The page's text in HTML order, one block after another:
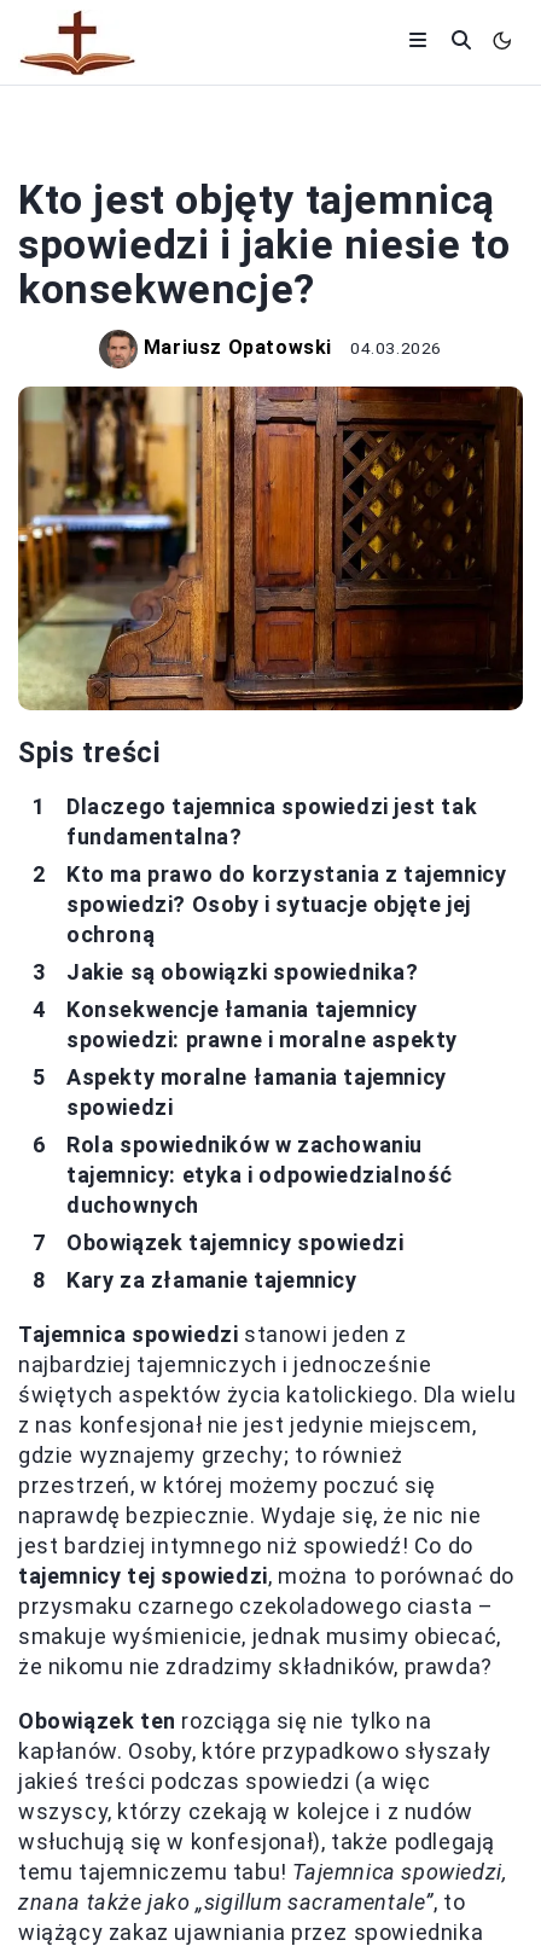
Kto jest objęty tajemnicą
spowiedzi i jakie niesie to
konsekwencje?
Mariusz Opatowski 04.03.2026
Spis treści
Dlaczego tajemnica spowiedzi jest tak
fundamentalna?
Kto ma prawo do korzystania z tajemnicy
spowiedzi? Osoby i sytuacje objęte jej
ochroną
Jakie są obowiązki spowiednika?
Konsekwencje łamania tajemnicy
spowiedzi: prawne i moralne aspekty
Aspekty moralne łamania tajemnicy
spowiedzi
Rola spowiedników w zachowaniu
tajemnicy: etyka i odpowiedzialność
duchownych
Obowiązek tajemnicy spowiedzi
Kary za złamanie tajemnicy
Tajemnica spowiedzi stanowi jeden z
najbardziej tajemniczych i jednocześnie
świętych aspektów życia katolickiego. Dla wielu
z nas konfesjonał nie jest jedynie miejscem,
gdzie wyznajemy grzechy; to również
przestrzeń, w której możemy poczuć się
naprawdę bezpiecznie. Wydaje się, że nic nie
jest bardziej intymnego niż spowiedź! Co do
tajemnicy tej spowiedzi, można to porównać do
przysmaku czarnego czekoladowego ciasta –
smakuje wyśmienicie, jednak musimy obiecać,
że nikomu nie zdradzimy składników, prawda?
Obowiązek ten rozciąga się nie tylko na
kapłanów. Osoby, które przypadkowo słyszały
jakieś treści podczas spowiedzi (a więc
wszyscy, którzy czekają w kolejce i z nudów
wsłuchują się w konfesjonał), także podlegają
temu tajemniczemu tabu! Tajemnica spowiedzi,
znana także jako „sigillum sacramentale”, to
wiążący zakaz ujawniania przez spowiednika